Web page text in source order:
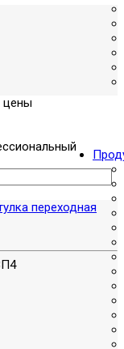
цены
переходная